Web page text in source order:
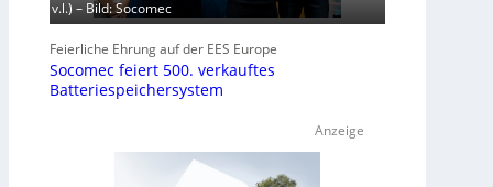
v.l.) – Bild: Socomec
Feierliche Ehrung auf der EES Europe
Socomec feiert 500. verkauftes
Batteriespeichersystem
Anzeige